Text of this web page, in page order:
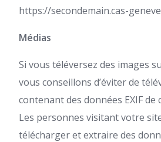
https://secondemain.cas-
Médias
Si vous téléversez des images
vous conseillons d’éviter de
contenant des données EXIF de
Les personnes visitant votre
télécharger et extraire des